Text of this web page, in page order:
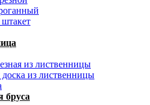
штакет
из лиственницы
доска из лиственницы
бруса